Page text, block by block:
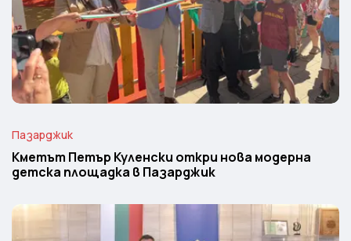
Пазарджик
Кметът Петър Куленски откри нова модерна
детска площадка в Пазарджик